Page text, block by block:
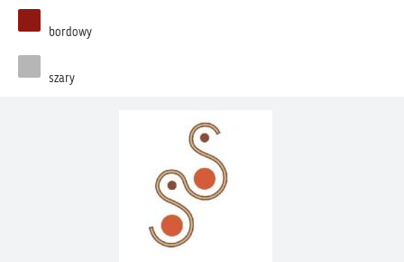
bordowy
szary